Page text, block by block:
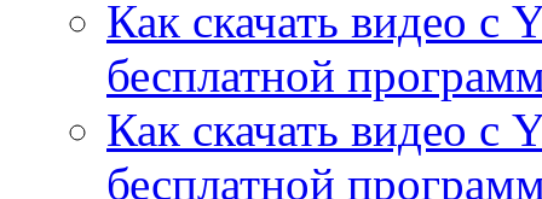
Как скачать видео с
бесплатной
Как скачать видео с
бесплатной